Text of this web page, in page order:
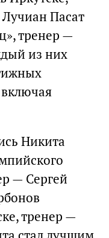
Пасат
тренер —
из них
Никита
— Сергей
тренер —